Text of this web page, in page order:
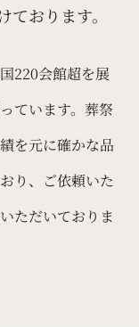
ております。
220会館超を展
ています。葬祭
を元に確かな品
り、ご依頼いた
ただいておりま